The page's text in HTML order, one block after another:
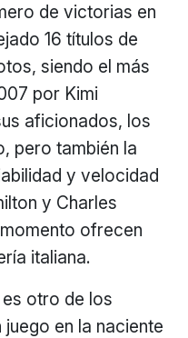
de victorias en
16 títulos de
siendo el más
por Kimi
aficionados, los
pero también la
y velocidad
y Charles
ofrecen
italiana.
otro de los
en la naciente